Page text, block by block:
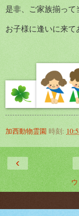
是非、ご家族揃って
お子様に逢いに来て
加西動物霊園 時刻:
‹